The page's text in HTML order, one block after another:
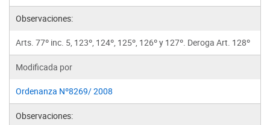
Observaciones:
Arts. 77º inc. 5, 123º, 124º, 125º, 126º y 127º. Deroga Art. 128º
Modificada por
Ordenanza Nº8269/ 2008
Observaciones: